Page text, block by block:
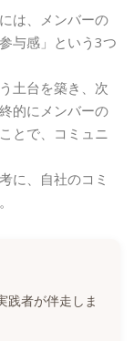
は、メンバーの
与感」という3つ
土台を築き、次
的にメンバーの
とで、コミュニ
に、自社のコミ
践者が伴走しま